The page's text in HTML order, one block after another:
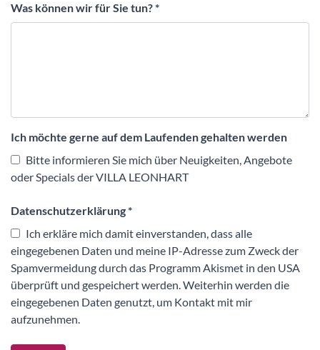
Was können wir für Sie tun?*
Ich möchte gerne auf dem Laufenden gehalten werden
Bitte informieren Sie mich über Neuigkeiten, Angebote
oder Specials der VILLA LEONHART
Datenschutzerklärung*
Ich erkläre mich damit einverstanden, dass alle
eingegebenen Daten und meine IP-Adresse zum Zweck der
Spamvermeidung durch das Programm Akismet in den USA
überprüft und gespeichert werden. Weiterhin werden die
eingegebenen Daten genutzt, um Kontakt mit mir
aufzunehmen.